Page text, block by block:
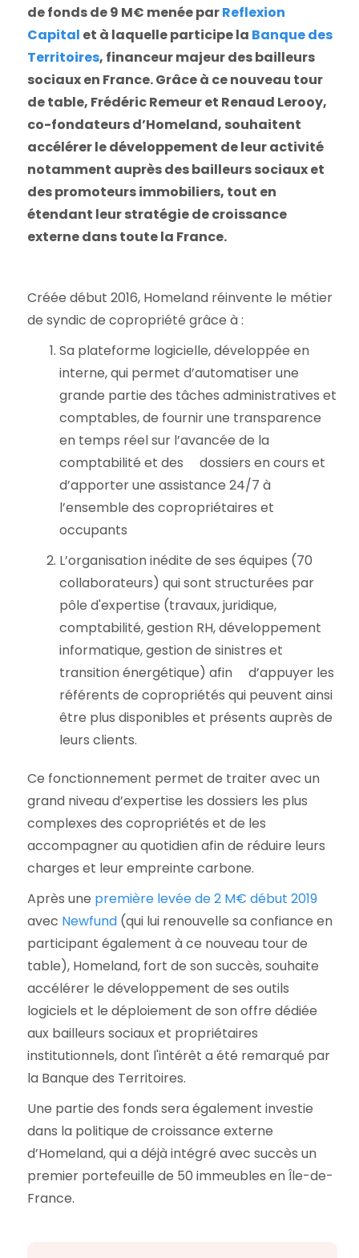
de fonds de 9 M€ menée parReflexion
Capital et à laquelle participe la Banque des
Territoires, financeur majeur des bailleurs
sociaux en France. Grâce à ce nouveau tour
de table, Frédéric Remeur et Renaud Lerooy,
co-fondateurs d’Homeland, souhaitent
accélérer le développement de leur activité
notamment auprès des bailleurs sociaux et
des promoteurs immobiliers, tout en
étendant leur stratégie de croissance
externe dans toute la France.
Créée début 2016, Homeland réinvente le métier
de syndic de copropriété grâce à :
Sa plateforme logicielle, développée en
interne, qui permet d’automatiser une
grande partie des tâches administratives et
comptables, de fournir une transparence
en temps réel sur l’avancée de la
comptabilité et des dossiers en cours et
d’apporter une assistance 24/7 à
l’ensemble des copropriétaires et
occupants
L’organisation inédite de ses équipes (70
collaborateurs) qui sont structurées par
pôle d'expertise (travaux, juridique,
comptabilité, gestion RH, développement
informatique, gestion de sinistres et
transition énergétique) afin d’appuyer les
référents de copropriétés qui peuvent ainsi
être plus disponibles et présents auprès de
leurs clients.
Ce fonctionnement permet de traiter avec un
grand niveau d’expertise les dossiers les plus
complexes des copropriétés et de les
accompagner au quotidien afin de réduire leurs
charges et leur empreinte carbone.
Après une première levée de 2 M€ début 2019
avec Newfund (qui lui renouvelle sa confiance en
participant également à ce nouveau tour de
table), Homeland, fort de son succès, souhaite
accélérer le développement de ses outils
logiciels et le déploiement de son offre dédiée
aux bailleurs sociaux et propriétaires
institutionnels, dont l'intérêt a été remarqué par
la Banque des Territoires.
Une partie des fonds sera également investie
dans la politique de croissance externe
d’Homeland, qui a déjà intégré avec succès un
premier portefeuille de 50 immeubles en Île-de-
France.